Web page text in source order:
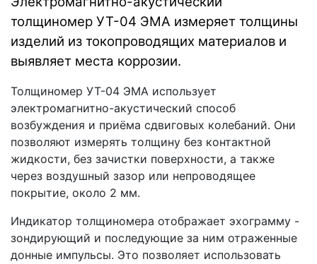
толщиномер УТ-04 ЭМА измеряет толщины
изделий из токопроводящих материалов и
выявляет места коррозии.
Толщиномер УТ-04 ЭМА использует
электромагнитно-акустический способ
возбуждения и приёма сдвиговых колебаний. Они
позволяют измерять толщину без контактной
жидкости, без зачистки поверхности, а также
через воздушный зазор или непроводящее
покрытие, около 2 мм.
Индикатор толщиномера отображает эхограмму -
зондирующий и последующие за ним отраженные
донные импульсы. Это позволяет использовать